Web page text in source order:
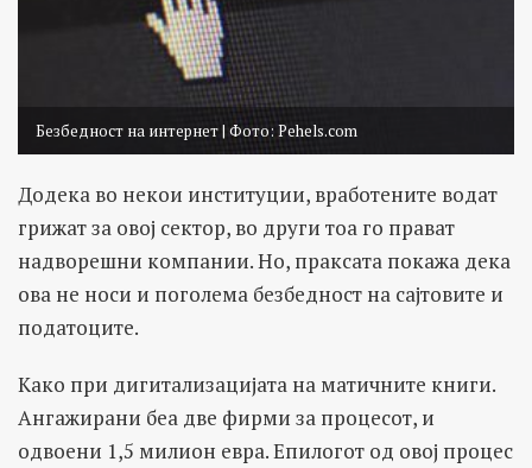
Безбедност на интернет | Фото: Pehels.com
Додека во некои институции, вработените водат
грижат за овој сектор, во други тоа го прават
надворешни компании. Но, праксата покажа дека
ова не носи и поголема безбедност на сајтовите и
податоците.
Како при дигитализацијата на матичните книги.
Ангажирани беа две фирми за процесот, и
одвоени 1,5 милион евра. Епилогот од овој процес